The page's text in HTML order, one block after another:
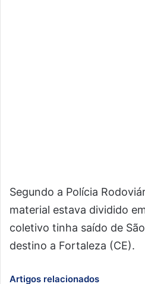
Segundo a Polícia
material estava dividido
coletivo tinha saído de
destino a Fortaleza (CE).
Artigos relacionados